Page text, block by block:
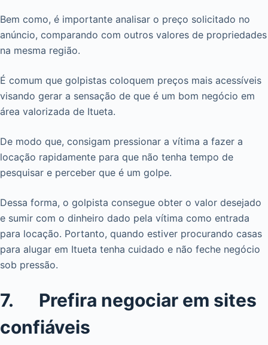
Bem como, é importante analisar o preço solicitado no
anúncio, comparando com outros valores de propriedades
na mesma região.
É comum que golpistas coloquem preços mais acessíveis
visando gerar a sensação de que é um bom negócio em
área valorizada de Itueta.
De modo que, consigam pressionar a vítima a fazer a
locação rapidamente para que não tenha tempo de
pesquisar e perceber que é um golpe.
Dessa forma, o golpista consegue obter o valor desejado
e sumir com o dinheiro dado pela vítima como entrada
para locação. Portanto, quando estiver procurando casas
para alugar em Itueta tenha cuidado e não feche negócio
sob pressão.
7. Prefira negociar em sites
confiáveis